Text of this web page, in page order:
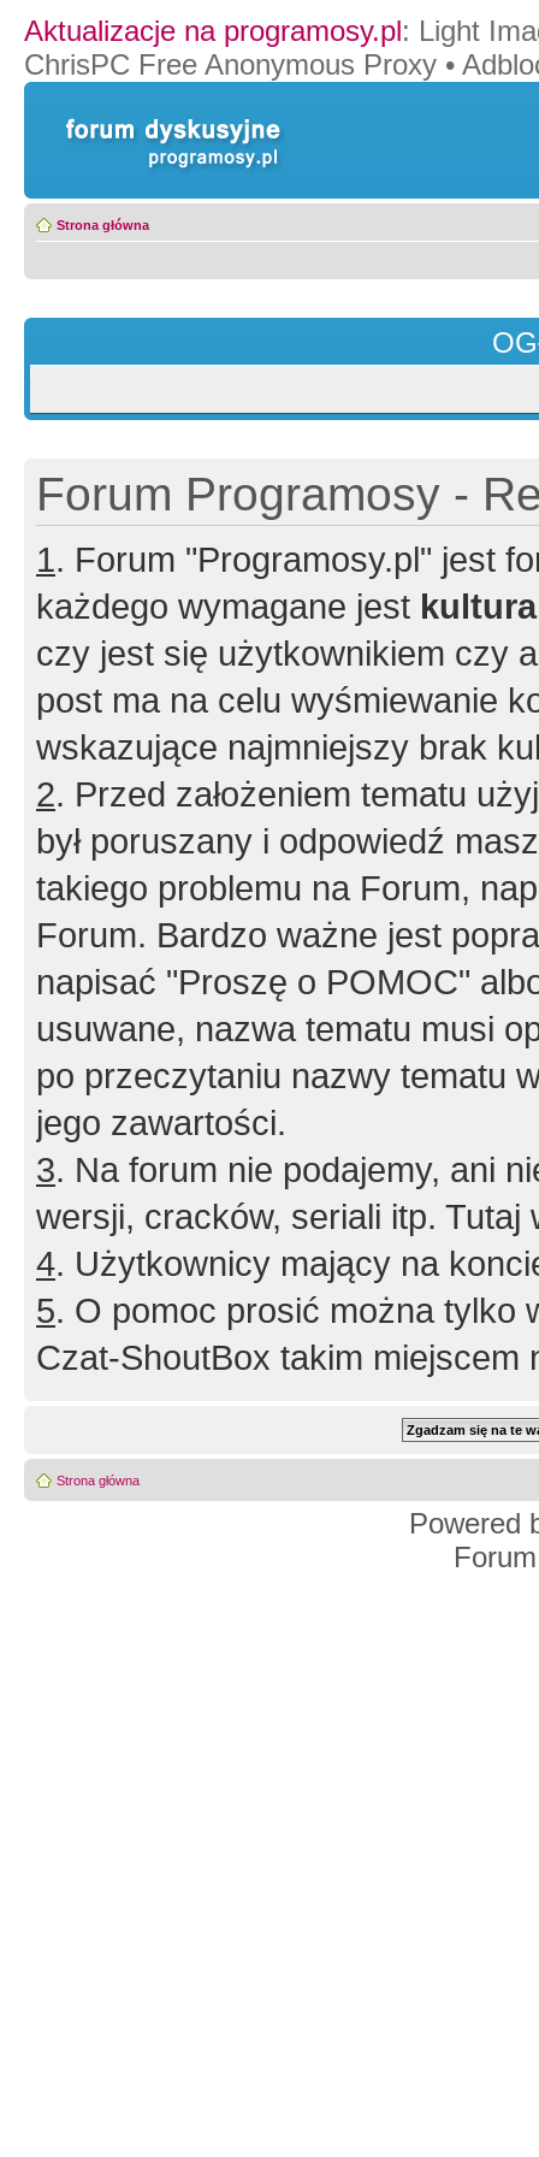
Aktualizacje na programosy.pl: Light
ChrisPC Free Anonymous Proxy •
Strona główna
Forum Programosy -
1. Forum "Programosy.pl" jest
każdego wymagane jest
czy jest się użytkownikiem czy
post ma na celu wyśmiewanie
wskazujące najmniejszy brak
2. Przed założeniem tematu
był poruszany i odpowiedź
takiego problemu na Forum,
Forum. Bardzo ważne jest
napisać "Proszę o POMOC"
usuwane, nazwa tematu musi
po przeczytaniu nazwy tematu
jego zawartości.
3. Na forum nie podajemy, ani
wersji, cracków, seriali itp. Tutaj
4. Użytkownicy mający na
5. O pomoc prosić można tylko
Czat-ShoutBox takim miejscem
Strona główna
Powered